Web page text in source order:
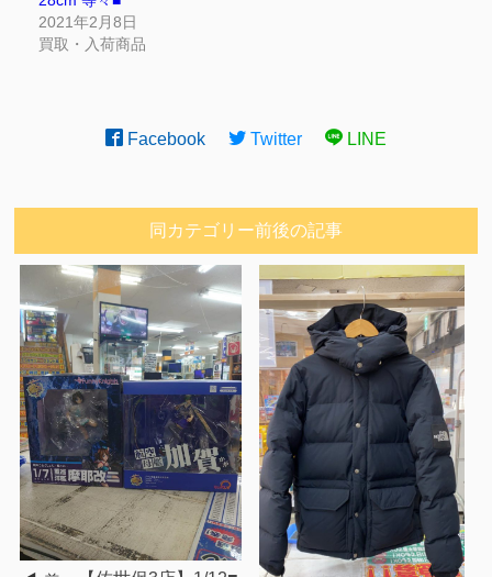
2021年2月8日
買取・入荷商品
Facebook Twitter LINE
同カテゴリー前後の記事